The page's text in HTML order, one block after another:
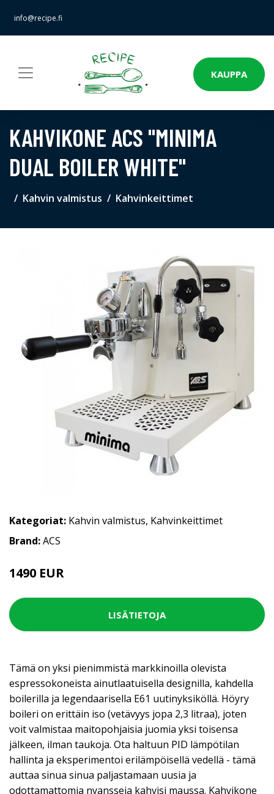
info@recipe.fi
KAUPPA
KAHVIKONE ACS "MINIMA
DUAL BOILER WHITE"
Kahvin valmistus Kahvinkeittimet
Kategoriat: Kahvin valmistus, Kahvinkeittimet
Brand:ACS
1490 EUR
LISÄTIETOJA
Tämä on yksi pienimmistä markkinoilla olevista
espressokoneista ainutlaatuisella designilla, kahdella
boilerilla ja legendaarisella E61 uutinyksiköllä. Höyry
boileri on erittäin iso (vetävyys jopa 2,3 litraa), joten
voit valmistaa maitopohjaisia juomia yksi toisensa
jälkeen, ilman taukoja. Ota haltuun PID lämpötilan
hallinta ja eksperimentoi erilämpöisellä vedellä - tämä
auttaa sinua sinua paljastamaan uusia ja
odottamattomia nyansseja kahvisi maussa. Kahvikone